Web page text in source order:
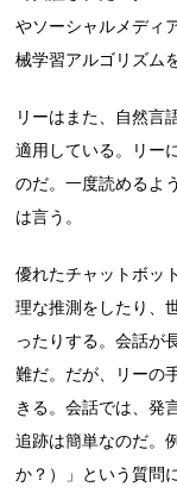
やソーシャルメディ
械学習アルゴリズム
リーはまた、自然言
適用している。リー
のだ。一度読めるよ
は言う。
優れたチャットボッ
理な推測をしたり、
ったりする。会話が
難だ。だが、リーの
きる。会話では、発
追跡は簡単なのだ。
か？）」という質問